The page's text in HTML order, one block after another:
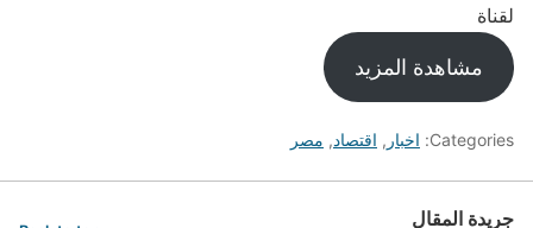
لقناة
مشاهدة المزيد
Categories: اخبار , اقتصاد, مصر
جريدة المقال